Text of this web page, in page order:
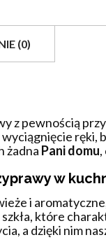
(0)
z pewnością
żadna Pani domu
w
i
które
a dzięki nim